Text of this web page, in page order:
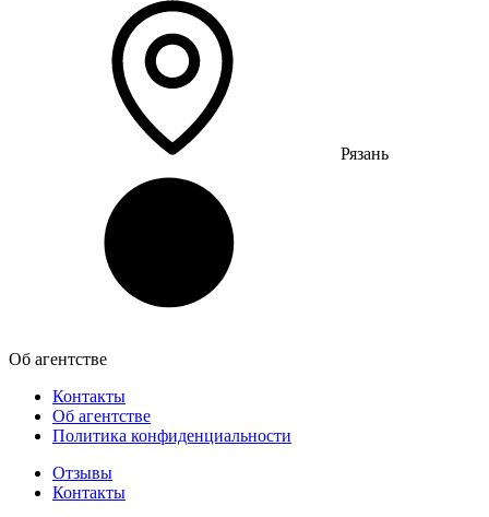
Рязань
Об агентстве
Контакты
Об агентстве
Политика конфиденциальности
Отзывы
Контакты